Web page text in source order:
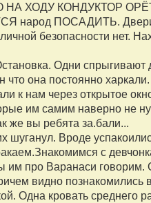
НА ХОДУ КОНДУКТОР
ПОСАДИТЬ. Двери
безопасности нет.
Одни спрыгивают
что она постоянно
к нам через открытое
им самим наверно не
же вы ребята за.бали...
шуганул. Вроде
с
им про Варанаси говорим.
видно познакомились
Одна кровать среднего